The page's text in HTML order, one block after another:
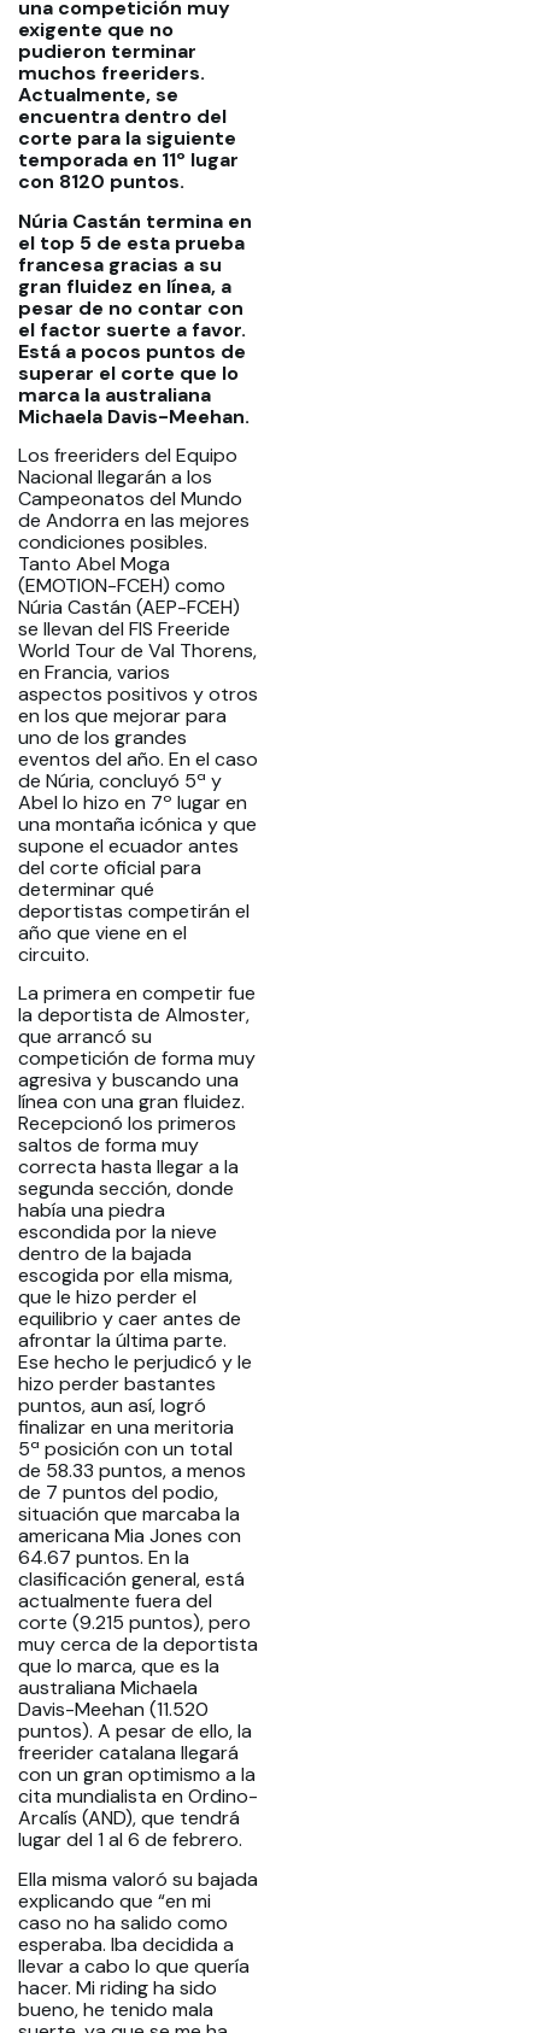
una competición muy
exigente que no
pudieron terminar
muchos freeriders.
Actualmente, se
encuentra dentro del
corte para la siguiente
temporada en 11º lugar
con 8120 puntos.
Núria Castán termina en
el top 5 de esta prueba
francesa gracias a su
gran fluidez en línea, a
pesar de no contar con
el factor suerte a favor.
Está a pocos puntos de
superar el corte que lo
marca la australiana
Michaela Davis-Meehan.
Los freeriders del Equipo
Nacional llegarán a los
Campeonatos del Mundo
de Andorra en las mejores
condiciones posibles.
Tanto Abel Moga
(EMOTION-FCEH) como
Núria Castán (AEP-FCEH)
se llevan del FIS Freeride
World Tour de Val Thorens,
en Francia, varios
aspectos positivos y otros
en los que mejorar para
uno de los grandes
eventos del año. En el caso
de Núria, concluyó 5ª y
Abel lo hizo en 7º lugar en
una montaña icónica y que
supone el ecuador antes
del corte oficial para
determinar qué
deportistas competirán el
año que viene en el
circuito.
La primera en competir fue
la deportista de Almoster,
que arrancó su
competición de forma muy
agresiva y buscando una
línea con una gran fluidez.
Recepcionó los primeros
saltos de forma muy
correcta hasta llegar a la
segunda sección, donde
había una piedra
escondida por la nieve
dentro de la bajada
escogida por ella misma,
que le hizo perder el
equilibrio y caer antes de
afrontar la última parte.
Ese hecho le perjudicó y le
hizo perder bastantes
puntos, aun así, logró
finalizar en una meritoria
5ª posición con un total
de 58.33 puntos, a menos
de 7 puntos del podio,
situación que marcaba la
americana Mia Jones con
64.67 puntos. En la
clasificación general, está
actualmente fuera del
corte (9.215 puntos), pero
muy cerca de la deportista
que lo marca, que es la
australiana Michaela
Davis-Meehan (11.520
puntos). A pesar de ello, la
freerider catalana llegará
con un gran optimismo a la
cita mundialista en Ordino-
Arcalís (AND), que tendrá
lugar del 1 al 6 de febrero.
Ella misma valoró su bajada
explicando que “en mi
caso no ha salido como
esperaba. Iba decidida a
llevar a cabo lo que quería
hacer. Mi riding ha sido
bueno, he tenido mala